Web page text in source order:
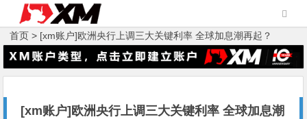
首页 > [xm账户]欧洲央行上调三大关键利率 全球加息潮再起？
[xm账户]欧洲央行上调三大关键利率 全球加息潮